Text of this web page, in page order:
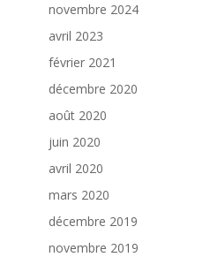
novembre 2024
avril 2023
février 2021
décembre 2020
août 2020
juin 2020
avril 2020
mars 2020
décembre 2019
novembre 2019